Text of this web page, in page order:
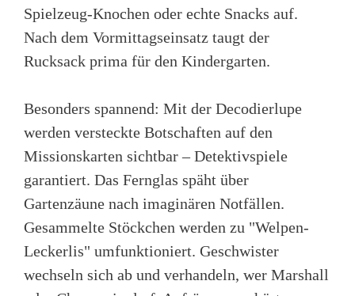
Spielzeug-Knochen oder echte Snacks auf.
Nach dem Vormittagseinsatz taugt der
Rucksack prima für den Kindergarten.
Besonders spannend: Mit der Decodierlupe
werden versteckte Botschaften auf den
Missionskarten sichtbar – Detektivspiele
garantiert. Das Fernglas späht über
Gartenzäune nach imaginären Notfällen.
Gesammelte Stöckchen werden zu "Welpen-
Leckerlis" umfunktioniert. Geschwister
wechseln sich ab und verhandeln, wer Marshall